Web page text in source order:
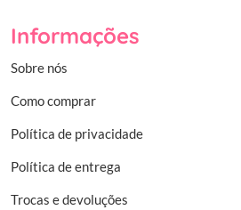
Informações
Sobre nós
Como comprar
Política de privacidade
Política de entrega
Trocas e devoluções